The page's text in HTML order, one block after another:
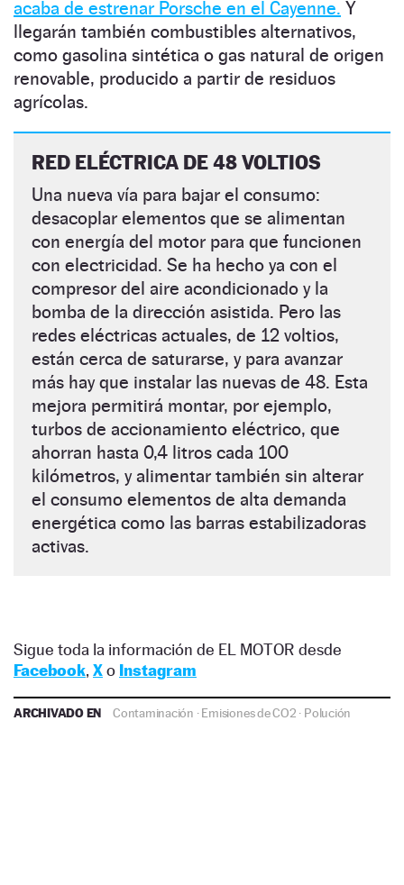
acaba de estrenar Porsche en el Cayenne. Y
llegarán también combustibles alternativos,
como gasolina sintética o gas natural de origen
renovable, producido a partir de residuos
agrícolas.
RED ELÉCTRICA DE 48 VOLTIOS
Una nueva vía para bajar el consumo:
desacoplar elementos que se alimentan
con energía del motor para que funcionen
con electricidad. Se ha hecho ya con el
compresor del aire acondicionado y la
bomba de la dirección asistida. Pero las
redes eléctricas actuales, de 12 voltios,
están cerca de saturarse, y para avanzar
más hay que instalar las nuevas de 48. Esta
mejora permitirá montar, por ejemplo,
turbos de accionamiento eléctrico, que
ahorran hasta 0,4 litros cada 100
kilómetros, y alimentar también sin alterar
el consumo elementos de alta demanda
energética como las barras estabilizadoras
activas.
Sigue toda la información de EL MOTOR desde
Facebook, Xo Instagram
ARCHIVADO EN Contaminación ·Emisiones de CO2 · Polución